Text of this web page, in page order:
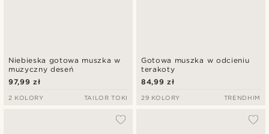
Niebieska gotowa muszka w
muzyczny deseń
97,99 zł
2 KOLORY TAILOR TOKI
Gotowa muszka w odcieniu
terakoty
84,99 zł
29 KOLORY TRENDHIM